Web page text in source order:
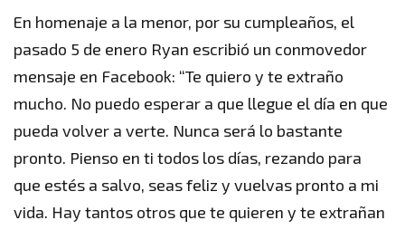
En homenaje a la menor, por su cumpleaños, el
pasado 5 de enero Ryan escribió un conmovedor
mensaje en Facebook: “Te quiero y te extraño
mucho. No puedo esperar a que llegue el día en que
pueda volver a verte. Nunca será lo bastante
pronto. Pienso en ti todos los días, rezando para
que estés a salvo, seas feliz y vuelvas pronto a mi
vida. Hay tantos otros que te quieren y te extrañan